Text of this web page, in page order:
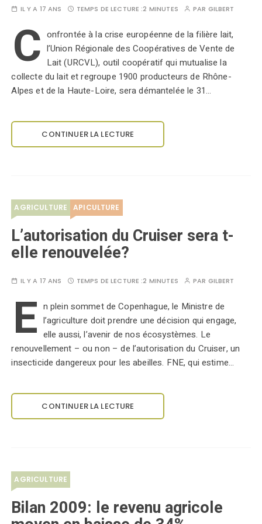
IL Y A 17 ANS TEMPS DE LECTURE :2 MINUTES PAR GILBERT
C onfrontée à la crise européenne de la filière lait,
l’Union Régionale des Coopératives de Vente de
Lait (URCVL), outil coopératif qui mutualise la
collecte du lait et regroupe 1900 producteurs de Rhône-
Alpes et de la Haute-Loire, sera démantelée le 31…
CONTINUER LA LECTURE
AGRICULTURE APICULTURE
L’autorisation du Cruiser sera t-
elle renouvelée?
IL Y A 17 ANS TEMPS DE LECTURE :2 MINUTES PAR GILBERT
E n plein sommet de Copenhague, le Ministre de
l’agriculture doit prendre une décision qui engage,
elle aussi, l’avenir de nos écosystèmes. Le
renouvellement – ou non – de l’autorisation du Cruiser, un
insecticide dangereux pour les abeilles. FNE, qui estime…
CONTINUER LA LECTURE
AGRICULTURE
Bilan 2009: le revenu agricole